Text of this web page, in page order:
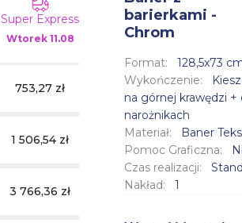
Super Express
Wtorek 11.08
753,27 zł
1 506,54 zł
3 766,36 zł
barierkami -
Chrom
Format:
128,5x73
Wykończenie:
na górnej krawędzi
narożnikach
Materiał:
Baner
Pomoc Graficzna:
Czas realizacji:
Nakład:
1